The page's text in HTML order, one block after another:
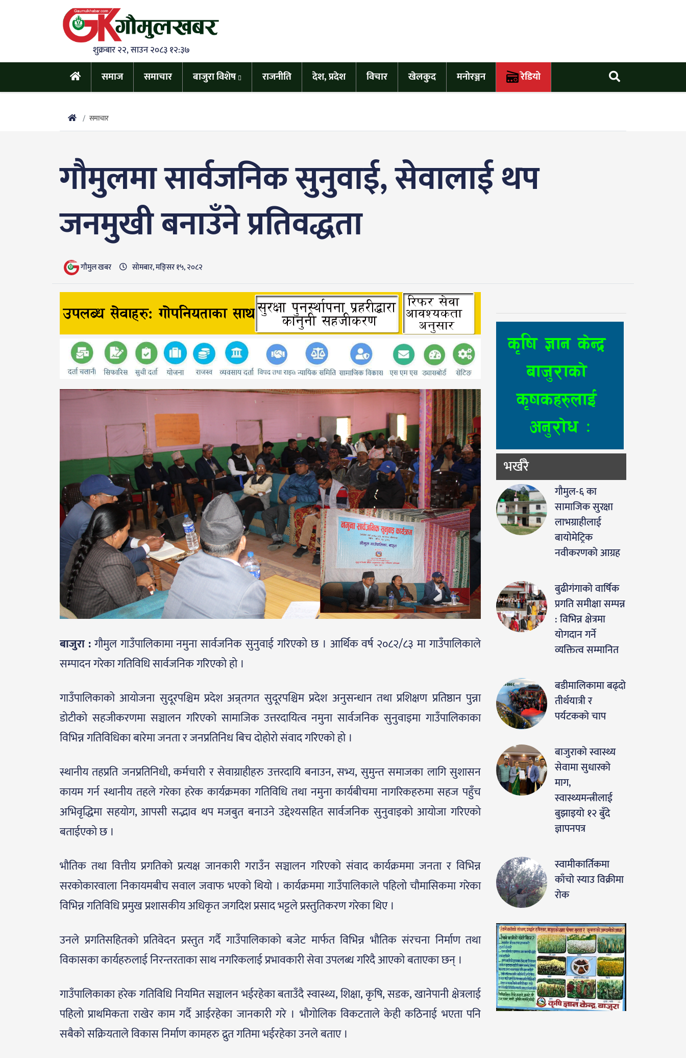
शुक्रबार २२, साउन २०८३ १२:३७
समाज समाचार बाजुरा विशेष राजनीति देश, प्रदेश विचार खेलकुद मनोरञ्जन रेडियो
समाचार
गौमुलमा सार्वजनिक सुनुवाई, सेवालाई थप
जनमुखी बनाउँने प्रतिवद्धता
गाैमुल खबर सोमबार, मङि्सर १५, २०८२
बाजुरा :गौमुल गाउँपालिकामा नमुना सार्वजनिक सुनुवाई गरिएको छ । आर्थिक वर्ष २०८२/८३ मा गाउँपालिकाले
सम्पादन गरेका गतिविधि सार्वजनिक गरिएको हो ।
गाउँपालिकाको आयोजना सुदूरपश्चिम प्रदेश अन्र्तगत सुदूरपश्चिम प्रदेश अनुसन्धान तथा प्रशिक्षण प्रतिष्ठान पुन्ना
डोटीको सहजीकरणमा सञ्चालन गरिएको सामाजिक उत्तरदायित्व नमुना सार्वजनिक सुनुवाइमा गाउँपालिकाका
विभिन्न गतिविधिका बारेमा जनता र जनप्रतिनिध बिच दोहोरो संवाद गरिएको हो ।
स्थानीय तहप्रति जनप्रतिनिधी, कर्मचारी र सेवाग्राहीहरु उत्तरदायि बनाउन, सभ्य, सुमुन्त समाजका लागि सुशासन
कायम गर्न स्थानीय तहले गरेका हरेक कार्यक्रमका गतिविधि तथा नमुना कार्यबीचमा नागरिकहरुमा सहज पहुँच
अभिवृद्धिमा सहयोग, आपसी सद्भाव थप मजबुत बनाउने उद्देश्यसहित सार्वजनिक सुनुवाइको आयोजा गरिएको
बताईएको छ ।
भौतिक तथा वित्तीय प्रगतिको प्रत्यक्ष जानकारी गराउँन सञ्चालन गरिएको संवाद कार्यक्रममा जनता र विभिन्न
सरकोकारवाला निकायमबीच सवाल जवाफ भएको थियो । कार्यक्रममा गाउँपालिकाले पहिलो चौमासिकमा गरेका
विभिन्न गतिविधि प्रमुख प्रशासकीय अधिकृत जगदिश प्रसाद भट्टले प्रस्तुतिकरण गरेका थिए ।
उनले प्रगतिसहितको प्रतिवेदन प्रस्तुत गर्दै गाउँपालिकाको बजेट मार्फत विभिन्न भौतिक संरचना निर्माण तथा
विकासका कार्यहरुलाई निरन्तरताका साथ नगरिकलाई प्रभावकारी सेवा उपलब्ध गरिदै आएको बताएका छन् ।
गाउँपालिकाका हरेक गतिविधि नियमित सञ्चालन भईरहेका बताउँदै स्वास्थ्य, शिक्षा, कृषि, सडक, खानेपानी क्षेत्रलाई
पहिलो प्राथमिकता राखेर काम गर्दै आईरहेका जानकारी गरे । भौगोलिक विकटताले केही कठिनाई भएता पनि
सबैको सक्रियताले विकास निर्माण कामहरु द्रुत गतिमा भईरहेका उनले बताए ।
भर्खरै
गौमुल-६ का
सामाजिक सुरक्षा
लाभग्राहीलाई
बायोमेट्रिक
नवीकरणको आग्रह
बुढीगंगाको वार्षिक
प्रगति समीक्षा सम्पन्न
: विभिन्न क्षेत्रमा
योगदान गर्ने
व्यक्तित्व सम्मानित
बडीमालिकामा बढ्दो
तीर्थयात्री र
पर्यटकको चाप
बाजुराको स्वास्थ्य
सेवामा सुधारको
माग,
स्वास्थ्यमन्त्रीलाई
बुझाइयो १२ बुँदे
ज्ञापनपत्र
स्वामीकार्तिकमा
काँचो स्याउ विक्रीमा
रोक